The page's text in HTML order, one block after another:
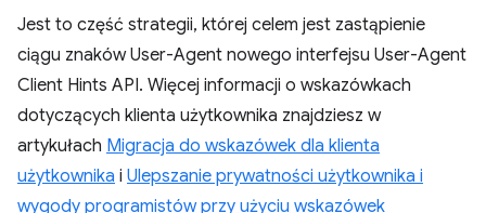
Jest to część strategii, której celem jest zastąpienie
ciągu znaków User-Agent nowego interfejsu User-Agent
Client Hints API. Więcej informacji o wskazówkach
dotyczących klienta użytkownika znajdziesz w
artykułach Migracja do wskazówek dla klienta
użytkownika i Ulepszanie prywatności użytkownika i
wygody programistów przy użyciu wskazówek